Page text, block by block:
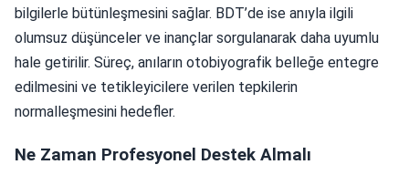
bilgilerle bütünleşmesini sağlar. BDT’de ise anıyla ilgili
olumsuz düşünceler ve inançlar sorgulanarak daha uyumlu
hale getirilir. Süreç, anıların otobiyografik belleğe entegre
edilmesini ve tetikleyicilere verilen tepkilerin
normalleşmesini hedefler.
Ne Zaman Profesyonel Destek Almalı